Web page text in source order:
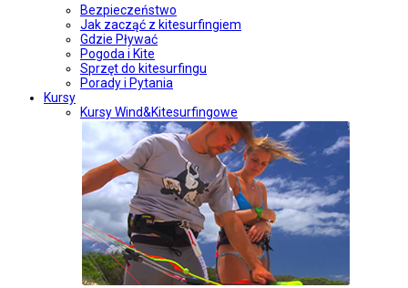
Bezpieczeństwo
Jak zacząć z kitesurfingiem
Gdzie Pływać
Pogoda i Kite
Sprzęt do kitesurfingu
Porady i Pytania
Kursy
Kursy Wind&Kitesurfingowe